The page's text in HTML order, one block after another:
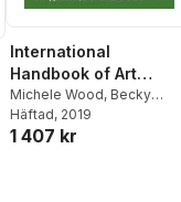
International
Handbook of Art
Therapy in Palliative
and Bereavement
Care
Michele Wood, Becky
Jacobson,Hannah Cridford
Häftad, 2019
1 407 kr